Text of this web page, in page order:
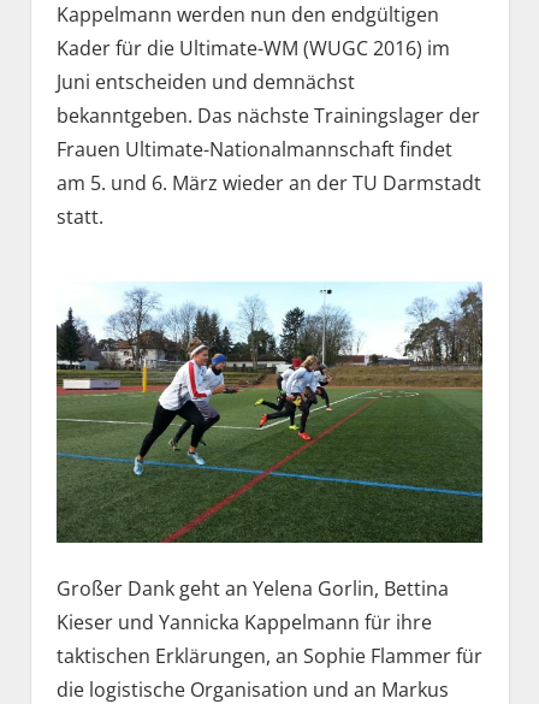
Kappelmann werden nun den endgültigen
Kader für die Ultimate-WM (WUGC 2016) im
Juni entscheiden und demnächst
bekanntgeben. Das nächste Trainingslager der
Frauen Ultimate-Nationalmannschaft findet
am 5. und 6. März wieder an der TU Darmstadt
statt.
Großer Dank geht an Yelena Gorlin, Bettina
Kieser und Yannicka Kappelmann für ihre
taktischen Erklärungen, an Sophie Flammer für
die logistische Organisation und an Markus